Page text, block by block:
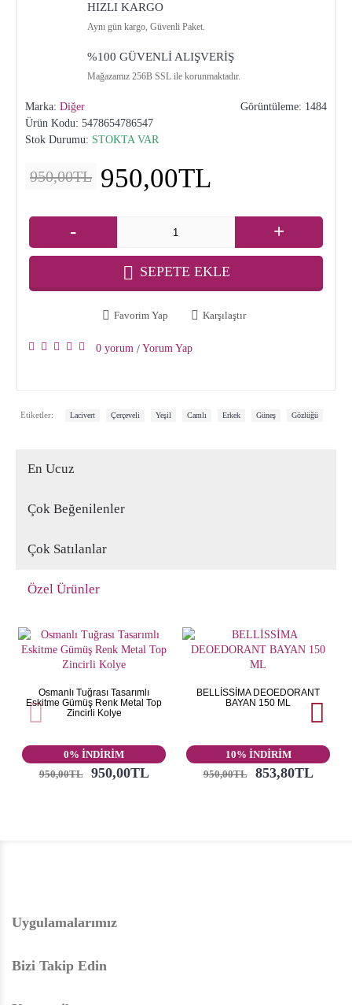
HIZLI KARGO
Aynı gün kargo, Güvenli Paket.
%100 GÜVENLİ ALIŞVERİŞ
Mağazamız 256B SSL ile korunmaktadır.
Görüntüleme: 1484
Marka: Diğer
Ürün Kodu: 5478654786547
Stok Durumu: STOKTA VAR
950,00TL 950,00TL
- +
SEPETE EKLE
Favorim Yap Karşılaştır
0 yorum / Yorum Yap
Etiketler: Lacivert Çerçeveli Yeşil Camlı Erkek Güneş Gözlüğü
En Ucuz
Çok Beğenilenler
Çok Satılanlar
Özel Ürünler
Osmanlı Tuğrası Tasarımlı
Eskitme Gümüş Renk Metal Top
Zincirli Kolye
0% İNDİRİM
950,00TL
950,00TL
BELLİSSİMA DEOEDORANT
BAYAN 150 ML
10% İNDİRİM
950,00TL
853,80TL
Uygulamalarımız
Bizi Takip Edin